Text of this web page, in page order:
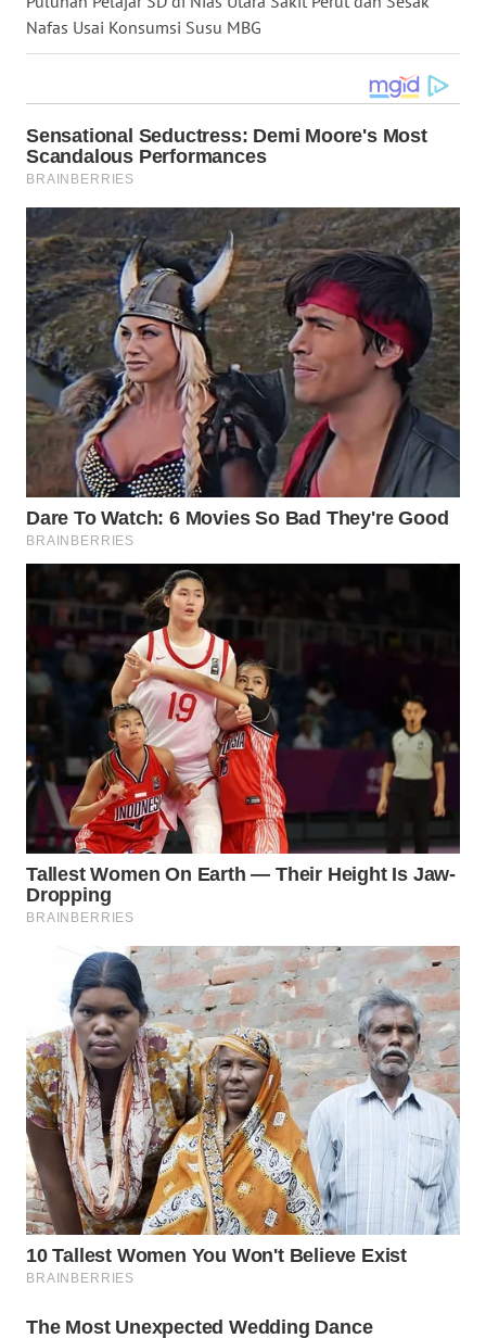
Nafas Usai Konsumsi Susu MBG
WN
WN
KALSEL
WN
KALTIM
WN
SULSEL
WN
GORONTALO
WN
SULUT
MALUKU
MALUT
DAIRI
DANAU
TOBA
WN
NIAS
LANGKAT
WN
TAPANULI
SELATAN
WN
TANJUNG
LESUNG
WN
KARO
SIMALUNGUN